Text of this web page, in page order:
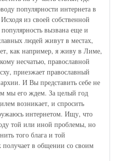
популярности интернета в
из своей собственной
вызвана еще и
людей живут в местах,
как например, я живу в Лиме,
несчатью, православной
приезжает православный
И Вы представить себе не
мы его ждем. За целый год
возникает, и спросить
интернетом. Ищу, что
той или иной проблемы, но
того блага и той
получает в общении со своим